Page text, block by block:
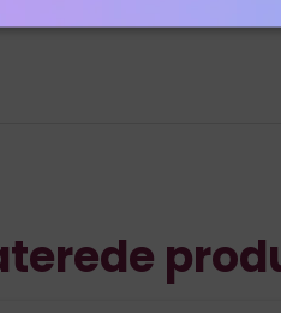
end noget andet